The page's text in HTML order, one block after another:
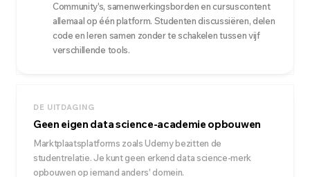
Community's, samenwerkingsborden en cursuscontent
allemaal op één platform. Studenten discussiëren, delen
code en leren samen zonder te schakelen tussen vijf
verschillende tools.
DE UITDAGING
Geen eigen data science-academie opbouwen
Marktplaatsplatforms zoals Udemy bezitten de
studentrelatie. Je kunt geen erkend data science-merk
opbouwen op iemand anders' domein.